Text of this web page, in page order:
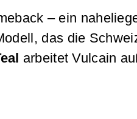
– ein
das die
arbeitet Vulcain